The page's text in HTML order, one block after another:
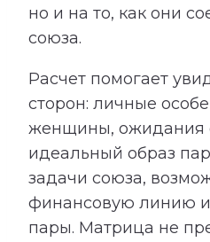
но и на то, как они
союза.
Расчет помогает
сторон: личные
женщины, ожидания
идеальный образ
задачи союза,
финансовую линию
пары. Матрица не